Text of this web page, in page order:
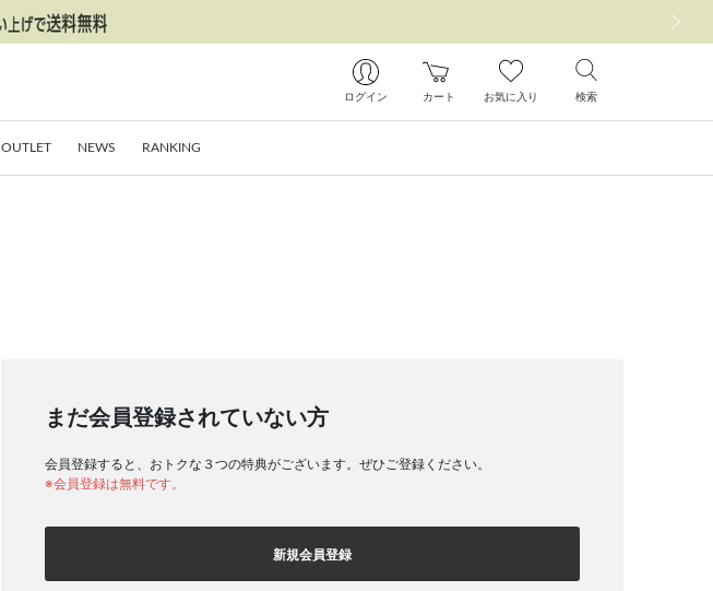
ログイン カート お気に入り 検索
OUTLET NEWS RANKING
まだ会員登録されていない方
会員登録すると、おトクな３つの特典がございます。ぜひご登録ください。
※会員登録は無料です。
新規会員登録